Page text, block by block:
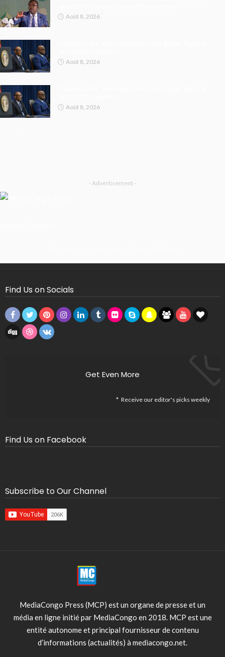
Août 8, 2026
Août 8, 2026
Août 8, 2026
- Advertisement -
Find Us on Socials
Get Even More
Receive our editor's picks weekly
Find Us on Facebook
Subscribe to Our Channel
MediaCongo Press (MCP) est un organe de presse et un
média en ligne initié par MediaCongo en 2018. MCP est une
entité autonome et principal fournisseur de contenu
d’informations (actualités) à mediacongo.net.